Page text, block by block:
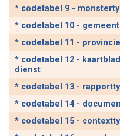
* codetabel 9 -
* codetabel 10 -
* codetabel 11 -
* codetabel 12 -
dienst
* codetabel 13 -
* codetabel 14 -
* codetabel 15 -